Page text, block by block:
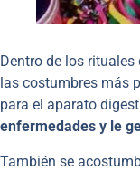
Dentro de los rituales
las costumbres más
para el aparato
enfermedades y le
También se